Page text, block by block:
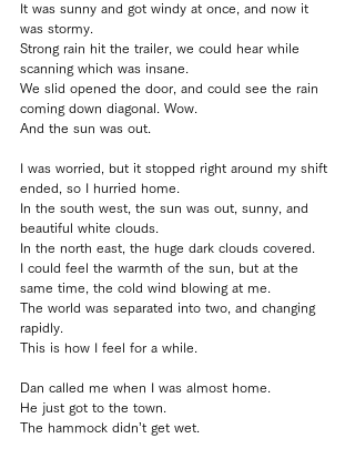
It was sunny and got windy at once, and now it
was stormy.
Strong rain hit the trailer, we could hear while
scanning which was insane.
We slid opened the door, and could see the rain
coming down diagonal. Wow.
And the sun was out.
I was worried, but it stopped right around my shift
ended, so I hurried home.
In the south west, the sun was out, sunny, and
beautiful white clouds.
In the north east, the huge dark clouds covered.
I could feel the warmth of the sun, but at the
same time, the cold wind blowing at me.
The world was separated into two, and changing
rapidly.
This is how I feel for a while.
Dan called me when I was almost home.
He just got to the town.
The hammock didn’t get wet.